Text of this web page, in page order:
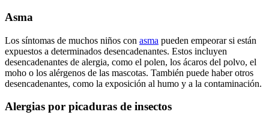
Asma
Los síntomas de muchos niños con asma pueden empeorar si están
expuestos a determinados desencadenantes. Estos incluyen
desencadenantes de alergia, como el polen, los ácaros del polvo, el
moho o los alérgenos de las mascotas. También puede haber otros
desencadenantes, como la exposición al humo y a la contaminación.
Alergias por picaduras de insectos